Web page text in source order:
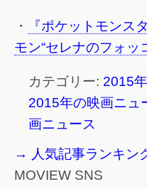
・
『ポケットモンス
モン“セレナのフォッ
カテゴリー: 2015
2015年の映画ニュ
画ニュース
→ 人気記事ランキン
MOVIEW SNS